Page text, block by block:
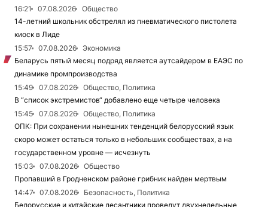
16:21
07.08.2026
Общество
14-летний школьник обстрелял из пневматического пистолета
киоск в Лиде
15:57
07.08.2026
Экономика
Беларусь пятый месяц подряд является аутсайдером в ЕАЭС по
динамике промпроизводства
15:49
07.08.2026
Общество, Политика
В “список экстремистов“ добавлено еще четыре человека
15:45
07.08.2026
Общество, Политика
ОПК: При сохранении нынешних тенденций белорусский язык
скоро может остаться только в небольших сообществах, а на
государственном уровне — исчезнуть
15:03
07.08.2026
Общество
Пропавший в Гродненском районе грибник найден мертвым
14:47
07.08.2026
Безопасность, Политика
Белорусские и китайские десантники проведут двухнедельные